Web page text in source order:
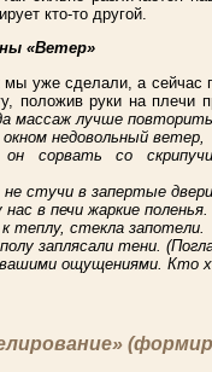
кто-то другой.
«Ветер»
уже сделали, а сейчас
положив руки на плечи
массаж лучше
недовольный ветер,
сорвать со
стучи в запертые
в печи жаркие
теплу, стекла запотели.
заплясали тени.
ощущениями. Кто